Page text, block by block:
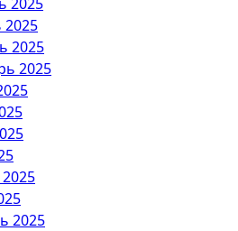
2025
2025
2025